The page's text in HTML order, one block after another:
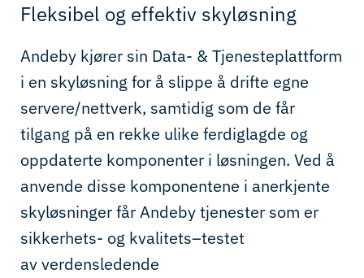
Fleksibel og effektiv skyløsning
Andeby kjører sin Data- & Tjenesteplattform
i en skyløsning for å slippe å drifte egne
servere/nettverk, samtidig som de får
tilgang på en rekke ulike ferdiglagde og
oppdaterte komponenter i løsningen. Ved å
anvende disse komponentene i anerkjente
skyløsningerfår Andeby tjenester som er
sikkerhets- og kvalitets–testet
avverdensledende